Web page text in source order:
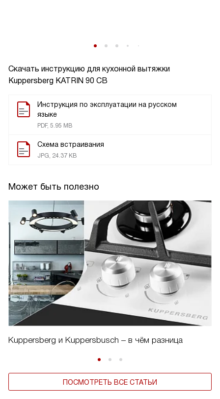
Скачать инструкцию для кухонной вытяжки
Kuppersberg KATRIN 90 CB
Инструкция по эксплуатации на русском
языке
PDF, 5.95 MB
Схема встраивания
JPG, 24.37 KB
Может быть полезно
Kuppersberg и Kuppersbusch – в чём разница
ПОСМОТРЕТЬ ВСЕ СТАТЬИ